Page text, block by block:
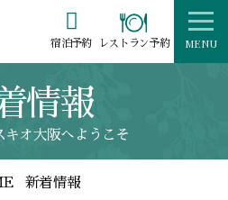

宿泊予約 レストラン予約 MENU
情報
キオ大阪へようこそ
新着情報